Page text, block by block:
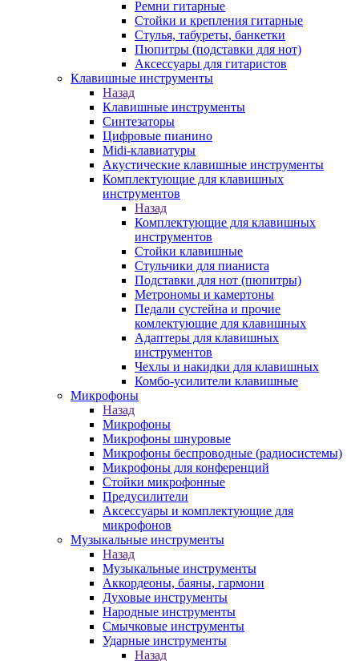
Ремни гитарные
Стойки и крепления гитарные
Стулья, табуреты, банкетки
Пюпитры (подставки для нот)
Аксессуары для гитаристов
Клавишные инструменты
Назад
Клавишные инструменты
Синтезаторы
Цифровые пианино
Midi-клавиатуры
Акустические клавишные инструменты
Комплектующие для клавишных
инструментов
Назад
Комплектующие для клавишных
инструментов
Стойки клавишные
Стульчики для пианиста
Подставки для нот (пюпитры)
Метрономы и камертоны
Педали сустейна и прочие
комлектующие для клавишных
Адаптеры для клавишных
инструментов
Чехлы и накидки для клавишных
Комбо-усилители клавишные
Микрофоны
Назад
Микрофоны
Микрофоны шнуровые
Микрофоны беспроводные (радиосистемы)
Микрофоны для конференций
Стойки микрофонные
Предусилители
Аксессуары и комплектующие для
микрофонов
Музыкальные инструменты
Назад
Музыкальные инструменты
Аккордеоны, баяны, гармони
Духовые инструменты
Народные инструменты
Смычковые инструменты
Ударные инструменты
Назад